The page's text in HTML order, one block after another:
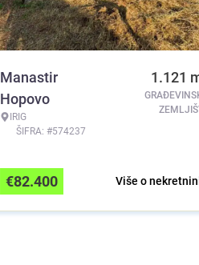
Manastir
Hopovo
IRIG
ŠIFRA: #574237
1.121
Više o
€82.400